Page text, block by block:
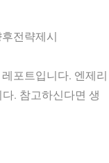
전략제시
포트입니다. 엔제리
. 참고하신다면 생